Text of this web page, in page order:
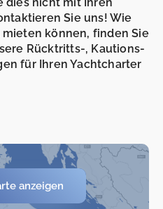
dies nicht mit Ihren
Sie uns! Wie
können, finden Sie
Rücktritts-, Kautions-
für Ihren Yachtcharter
anzeigen